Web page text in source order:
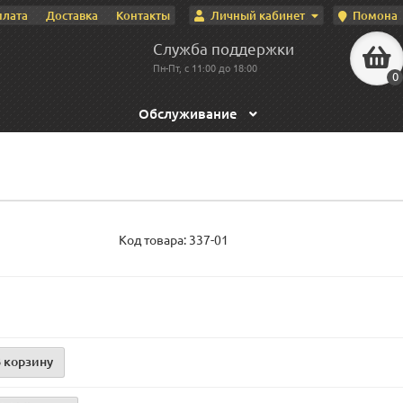
Помона
Личный кабинет
Доставка Контакты
Служба поддержки
Пн-Пт, с 11:00 до 18:00
0
Обслуживание
Код товара: 337-01
корзину